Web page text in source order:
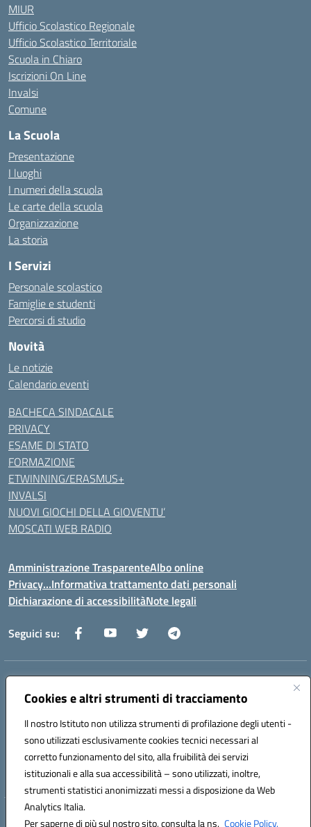
Cookies e altri strumenti di tracciamento
Il nostro Istituto non utilizza strumenti di profilazione degli utenti -
sono utilizzati esclusivamente cookies tecnici necessari al
corretto funzionamento del sito, alla fruibilità dei servizi
istituzionali e alla sua accessibilità – sono utilizzati, inoltre,
strumenti statistici anonimizzati messi a disposizione da Web
Analytics Italia.
Per saperne di più sul nostro sito, consulta la ns. Cookie Policy.
MIUR
Ufficio Scolastico Regionale
Ufficio Scolastico Territoriale
Scuola in Chiaro
Iscrizioni On Line
Invalsi
Comune
La Scuola
Presentazione
I luoghi
I numeri della scuola
Le carte della scuola
Organizzazione
La storia
I Servizi
Personale scolastico
Famiglie e studenti
Percorsi di studio
Novità
Le notizie
Calendario eventi
BACHECA SINDACALE
PRIVACY
ESAME DI STATO
FORMAZIONE
ETWINNING/ERASMUS+
INVALSI
NUOVI GIOCHI DELLA GIOVENTU’
MOSCATI WEB RADIO
Amministrazione TrasparenteAlbo online
Privacy…Informativa trattamento dati personali
Dichiarazione di accessibilitàNote legali
Seguici su:
Indirizzo:
Centralino:089 201032 Email:saic88800v@istruzione.it
Codice fiscale: 80028930651
Codice meccanografico:
saic88800v
Codice unico di fatturazione (CUF): UFLEGP
Hosting & Powered by 3D Solution S.r.l.